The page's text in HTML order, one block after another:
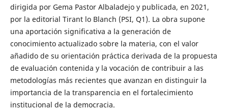
dirigida por Gema Pastor Albaladejo y publicada, en 2021,
por la editorial Tirant lo Blanch (PSI, Q1). La obra supone
una aportación significativa a la generación de
conocimiento actualizado sobre la materia, con el valor
añadido de su orientación práctica derivada de la propuesta
de evaluación contenida y la vocación de contribuir a las
metodologías más recientes que avanzan en distinguir la
importancia de la transparencia en el fortalecimiento
institucional de la democracia.